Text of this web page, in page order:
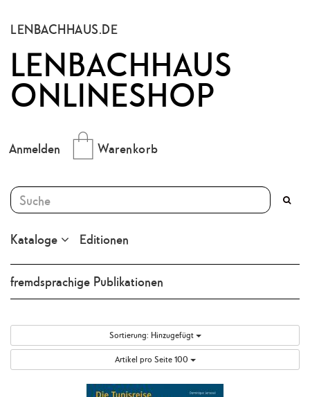
LENBACHHAUS.DE
LENBACHHAUS
ONLINESHOP
Anmelden Warenkorb
Kataloge Editionen
fremdsprachige Publikationen
Sortierung: Hinzugefügt
Artikel pro Seite 100